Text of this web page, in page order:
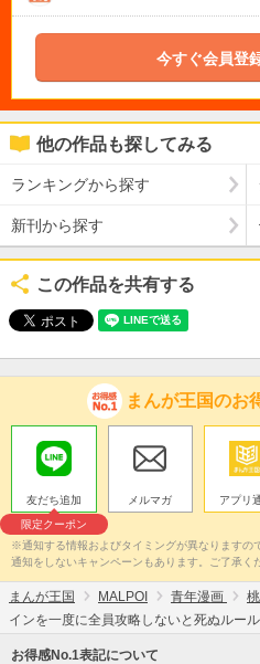
今すぐ会員登
他の作品も探してみる
ランキングから探す
新刊から探す
この作品を共有する
まんが王国のお
友だち追加
限定クーポン
メルマガ アプリ
※通知する情報およびタイミングが異なります
通知をしないキャンペーンもあります。ご了承く
まんが王国 MALPOI 青年漫画
インを一度に全員攻略しないと死ぬルー
お得感No.1表記について